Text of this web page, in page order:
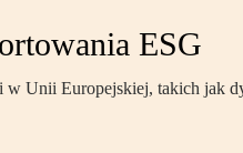
ESG
Unii Europejskiej, takich jak